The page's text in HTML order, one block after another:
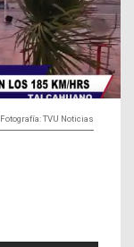
Fotografía: TVU Noticias